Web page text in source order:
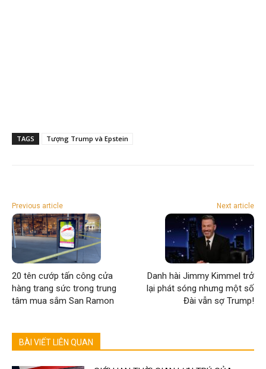
TAGS Tượng Trump và Epstein
Previous article
20 tên cướp tấn công cửa
hàng trang sức trong trung
tâm mua sắm San Ramon
Next article
Danh hài Jimmy Kimmel trở
lại phát sóng nhưng một số
Đài vẫn sợ Trump!
BÀI VIẾT LIÊN QUAN